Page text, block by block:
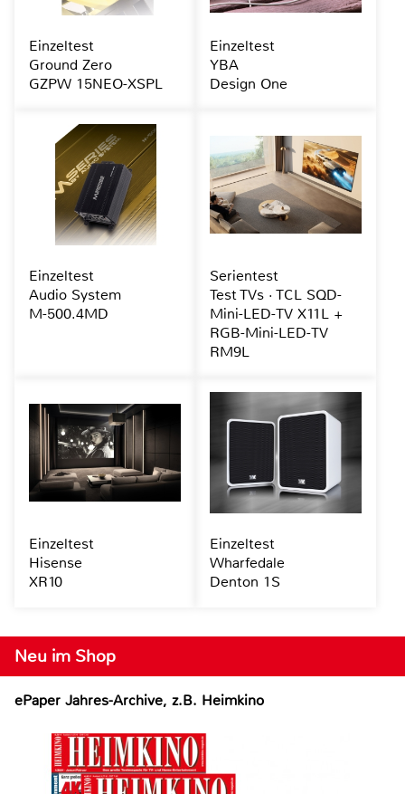
Neu im Shop
ePaper Jahres-Archive, z.B. Heimkino
Einzeltest
Ground Zero
GZPW 15NEO-XSPL
Einzeltest
YBA
Design One
Einzeltest
Audio System
M-500.4MD
Serientest
Test TVs · TCL SQD-
Mini-LED-TV X11L +
RGB-Mini-LED-TV
RM9L
Einzeltest
Hisense
XR10
Einzeltest
Wharfedale
Denton 1S